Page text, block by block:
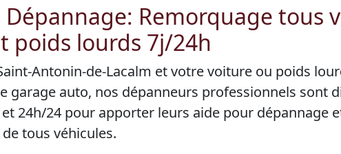
Dépannage: Remorquage tous
poids lourds 7j/24h
Antonin-de-Lacalm et votre voiture ou poids
garage auto, nos dépanneurs professionnels sont
24h/24 pour apporter leurs aide pour dépannage
tous véhicules.